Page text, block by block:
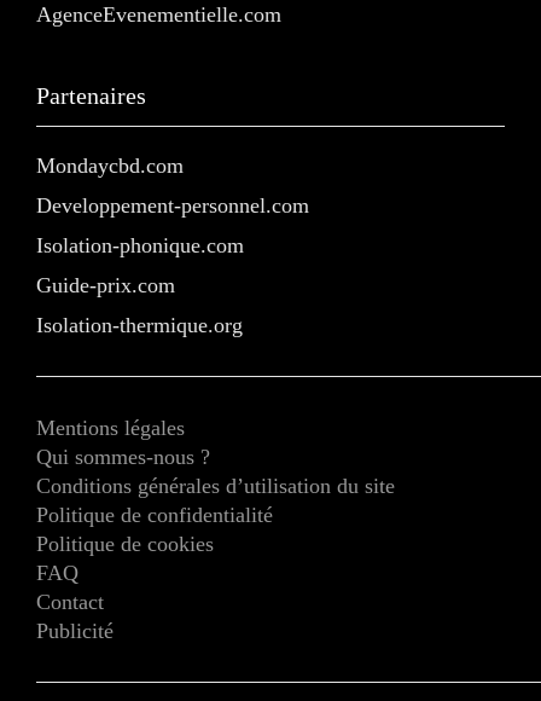
AgenceEvenementielle.com
Partenaires
Mondaycbd.com
Developpement-personnel.com
Isolation-phonique.com
Guide-prix.com
Isolation-thermique.org
Mentions légales
Qui sommes-nous ?
Conditions générales d’utilisation du site
Politique de confidentialité
Politique de cookies
FAQ
Contact
Publicité